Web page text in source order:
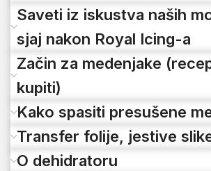
Saveti iz iskustva naših
sjaj nakon Royal Icing-a
Začin za medenjake
kupiti)
Kako spasiti presušene
Transfer folije, jestive
O dehidratoru